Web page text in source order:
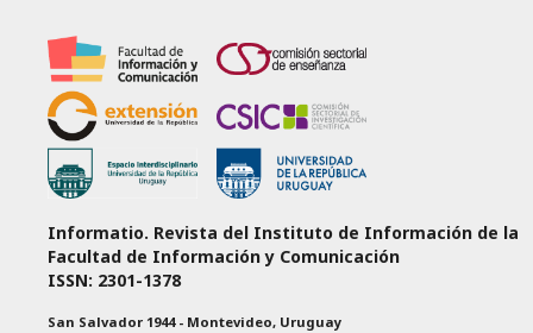
Informatio. Revista del Instituto de Información de la
Facultad de Información y Comunicación
ISSN: 2301-1378
San Salvador 1944 - Montevideo, Uruguay